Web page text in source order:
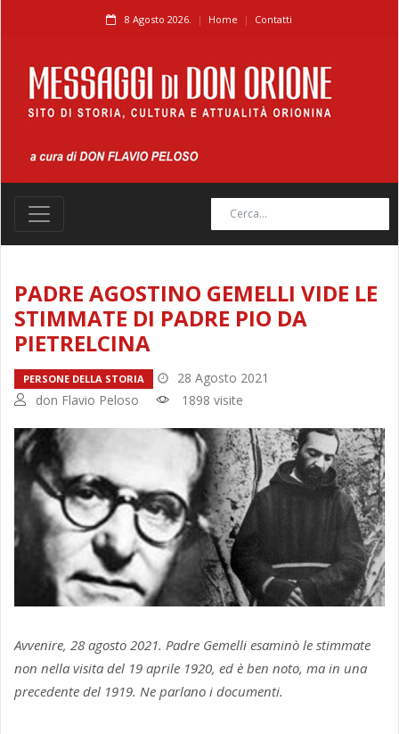
8 Agosto 2026. Home Contatti
PADRE AGOSTINO GEMELLI VIDE LE
STIMMATE DI PADRE PIO DA
PIETRELCINA
PERSONE DELLA STORIA
28 Agosto 2021
don Flavio Peloso
1898 visite
Avvenire, 28 agosto 2021. Padre Gemelli esaminò le stimmate
non nella visita del 19 aprile 1920, ed è ben noto, ma in una
precedente del 1919. Ne parlano i documenti.